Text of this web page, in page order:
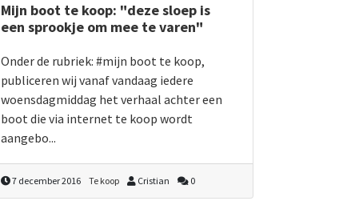
Mijn boot te koop: "deze sloep is
een sprookje om mee te varen"
Onder de rubriek: #mijn boot te koop,
publiceren wij vanaf vandaag iedere
woensdagmiddag het verhaal achter een
boot die via internet te koop wordt
aangebo...
7 december 2016 Te koop Cristian 0